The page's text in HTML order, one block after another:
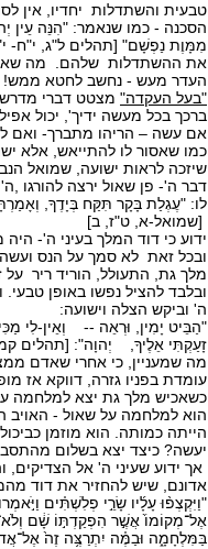
טבעית והשתדלות יחדיו, אין
הסכנה - כמו שנאמר: "הִנֵּה עֵין
מִמָּוֶת נַפְשָׁם" [תהלים ל"ג,
את ההשתדלות שלהם. מה שאין
העדר מעש - נחשב לחטא ממש!
"בעל העקדה" מצטט דברי מדרש
ברכך בכל מעשה ידיך', יכול
אם עשה – הריהו מתברך- ואם
כמו שאסור לו להתייאש, אלא
שיזכה לראות ישועה, שמואל
דבר ה'- פן שאול ירצה להורגו
לו: "עֶגְלַת בָּקָר תִּקַּח בְּיָדֶךָ,
[שמואל-א, ט"ז, ב]
ידוע כי דוד המלך בעיני ה'-
ובכל זאת לא סמך על הנס
מלך גת, התעולל, הוריד ריר על
ובלבד להציל נפשו באופן
ה' וביקש הצלה וישועה:
"הַבֵּיט יָמִין, וּרְאֵה -- וְאֵין-לִי
זָעַקְתִּי אֵלֶיךָ, יְהוָה": [תהלים
מה שמעניין, כי אחרי שאדם
עומדת בפניו גזרה, דווקא אז
כשאכיש מלך גת יצא למלחמה
הוא למלחמה על שאול -
הייתה כמותה. הוא מוזמן
יעשה? כיצד יצא בשלום
אך ידוע שעיני ה' אל הצדיקים,
אדונם, שיש להחזיר את דוד
"וַיִּקְצְפ֨וּ עָלָ֜יו שָׂרֵ֣י פְלִשְׁתִּ֗ים
אֶל־מְקוֹמוֹ֙ אֲשֶׁ֣ר הִפְקַדְתּ֣וֹ שָׁ֔ם
בַּמִּלְחָמָ֑ה וּבַמֶּ֗ה יִתְרַצֶּ֥ה זֶה֙